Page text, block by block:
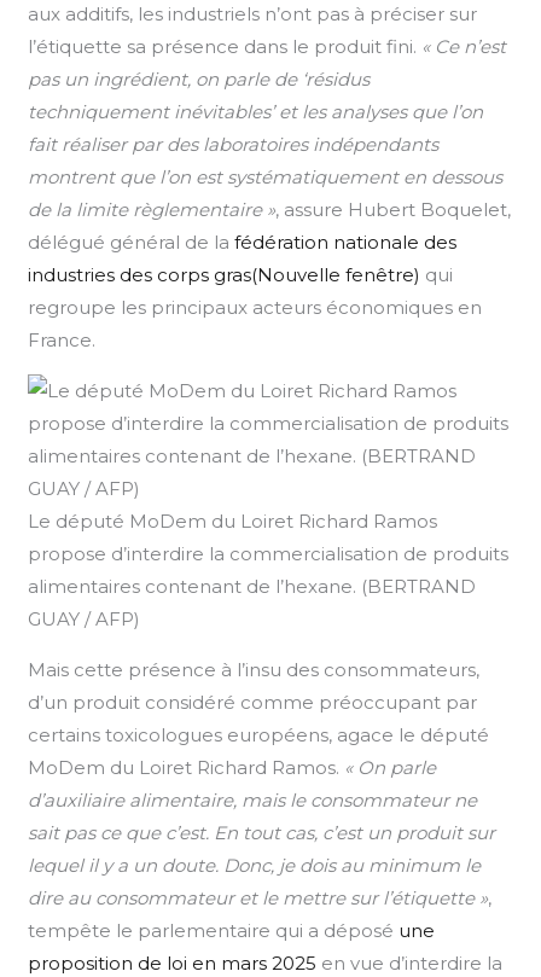
aux additifs, les industriels n’ont pas à préciser sur
l’étiquette sa présence dans le produit fini. « Ce n’est
pas un ingrédient, on parle de ‘résidus
techniquement inévitables’ et les analyses que l’on
fait réaliser par des laboratoires indépendants
montrent que l’on est systématiquement en dessous
de la limite règlementaire », assure Hubert Boquelet,
délégué général de lafédération nationale des
industries des corps gras(Nouvelle fenêtre) qui
regroupe les principaux acteurs économiques en
France.
Le député MoDem du Loiret Richard Ramos
propose d’interdire la commercialisation de produits
alimentaires contenant de l’hexane. (BERTRAND
GUAY / AFP)
Mais cette présence à l’insu des consommateurs,
d’un produit considéré comme préoccupant par
certains toxicologues européens, agace le député
MoDem du Loiret Richard Ramos. « On parle
d’auxiliaire alimentaire, mais le consommateur ne
sait pas ce que c’est. En tout cas, c’est un produit sur
lequel il y a un doute. Donc, je dois au minimum le
dire au consommateur et le mettre sur l’étiquette »,
tempête le parlementaire qui a déposé une
proposition de loi en mars 2025 en vue d’interdire la